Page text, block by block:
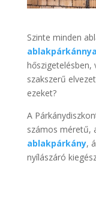
Szinte minden
hőszigetelésben,
szakszerű
ezeket?
A
számos méretű,
ablakpárkány,
nyílászáró